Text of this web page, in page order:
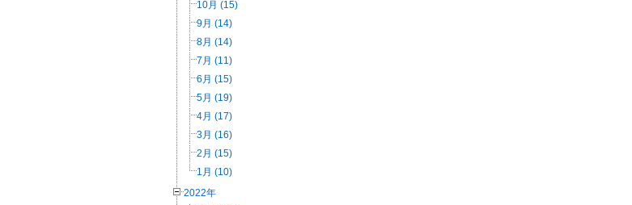
10月 (15)
9月 (14)
8月 (14)
7月 (11)
6月 (15)
5月 (19)
4月 (17)
3月 (16)
2月 (15)
1月 (10)
2022年